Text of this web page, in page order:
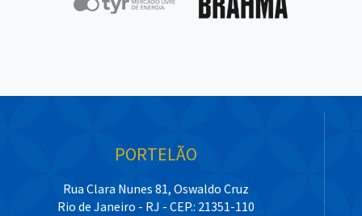
PORTELÃO
Rua Clara Nunes 81, Oswaldo Cruz
Rio de Janeiro - RJ - CEP.: 21351-110